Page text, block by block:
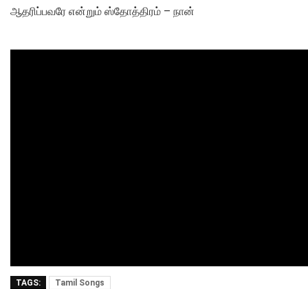
ஆதரிப்பவரே என்றும் ஸ்தோத்திரம் – நான்
TAGS: Tamil Songs